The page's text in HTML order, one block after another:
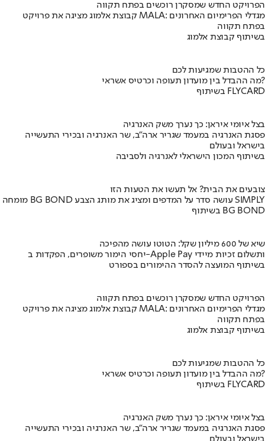
הפרויקט החדש שמסקרן רוכשים בפתח תקווה
קבוצת אלמוג מציגה את פרויקט MALA: מגדלי הפרימיום האחרונים
בפתח תקווה
בשיתוף קבוצת אלמוג
כל ההטבות שמגיעות לכם
מה ההבדל בין מועדון תעופה וכרטיס אשראי?
בשיתוף FLYCARD
בצל איומי איראן: כך נערך משק האנרגיה
פסגת האנרגיה במעמד שגריר ארה"ב, שר האנרגיה ובכירי התעשייה
בישראל ובעולם
בשיתוף המכון הישראלי לאנרגיה ולסביבה
צובעים את הבית? אל תעשו את הטעות הזו
מומחה BG BOND עושה סדר על המדפים ומציג את מותג הצבע SIMPLY
בשיתוף BG BOND
שיא של 600 מיליון שקל: הטוטו עושה מהפיכה
יחסי הימור משופרים, הפקדות ב-Apple Pay ותשלום זכיות מיידי
בשיתוף המועצה להסדר ההימורים בספורט
הפרויקט החדש שמסקרן רוכשים בפתח תקווה
קבוצת אלמוג מציגה את פרויקט MALA: מגדלי הפרימיום האחרונים
בפתח תקווה
בשיתוף קבוצת אלמוג
כל ההטבות שמגיעות לכם
מה ההבדל בין מועדון תעופה וכרטיס אשראי?
בשיתוף FLYCARD
בצל איומי איראן: כך נערך משק האנרגיה
פסגת האנרגיה במעמד שגריר ארה"ב, שר האנרגיה ובכירי התעשייה